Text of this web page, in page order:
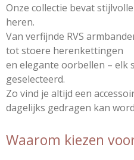
Onze collectie bevat
heren.
Van verfijnde RVS
tot stoere herenkettingen
en elegante oorbellen – elk
geselecteerd.
Zo vind je altijd een
dagelijks gedragen kan
Waarom kiezen